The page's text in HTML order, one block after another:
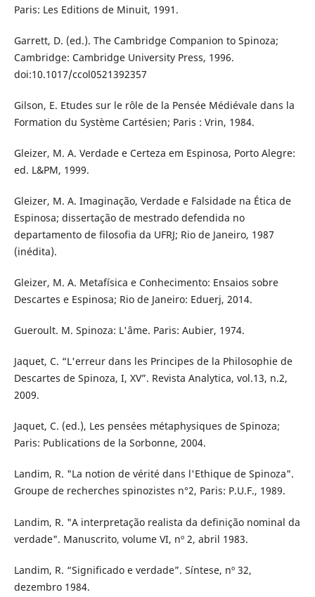
Paris: Les Editions de Minuit, 1991.
Garrett, D. (ed.). The Cambridge Companion to Spinoza;
Cambridge: Cambridge University Press, 1996.
doi:10.1017/ccol0521392357
Gilson, E. Etudes sur le rôle de la Pensée Médiévale dans la
Formation du Système Cartésien; Paris : Vrin, 1984.
Gleizer, M. A. Verdade e Certeza em Espinosa, Porto Alegre:
ed. L&PM, 1999.
Gleizer, M. A. Imaginação, Verdade e Falsidade na Ética de
Espinosa; dissertação de mestrado defendida no
departamento de filosofia da UFRJ; Rio de Janeiro, 1987
(inédita).
Gleizer, M. A. Metafísica e Conhecimento: Ensaios sobre
Descartes e Espinosa; Rio de Janeiro: Eduerj, 2014.
Gueroult. M. Spinoza: L'âme. Paris: Aubier, 1974.
Jaquet, C. “L'erreur dans les Principes de la Philosophie de
Descartes de Spinoza, I, XV”. Revista Analytica, vol.13, n.2,
2009.
Jaquet, C. (ed.), Les pensées métaphysiques de Spinoza;
Paris: Publications de la Sorbonne, 2004.
Landim, R. "La notion de vérité dans l'Ethique de Spinoza".
Groupe de recherches spinozistes n°2, Paris: P.U.F., 1989.
Landim, R. "A interpretação realista da definição nominal da
verdade". Manuscrito, volume VI, nº 2, abril 1983.
Landim, R. “Significado e verdade”. Síntese, nº 32,
dezembro 1984.